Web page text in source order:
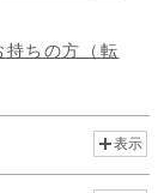
ちの方（転
表示